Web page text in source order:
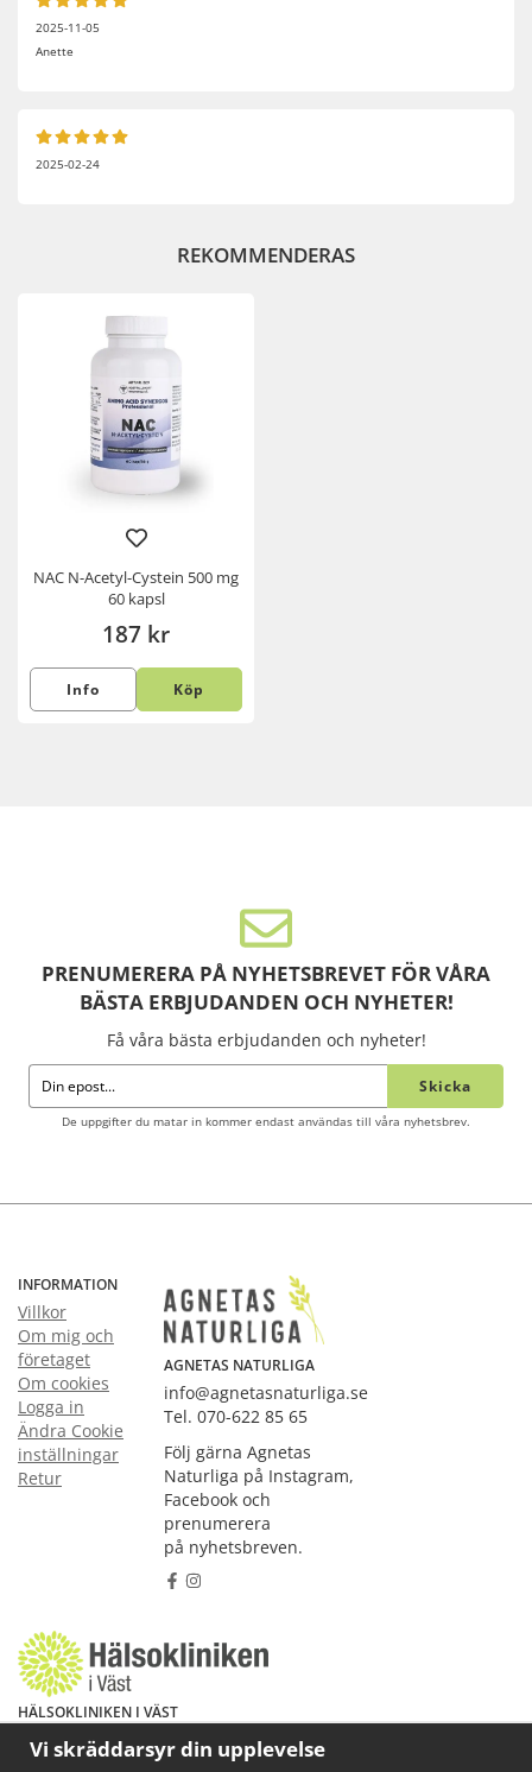
2025-11-05
Anette
2025-02-24
REKOMMENDERAS
NAC N-Acetyl-Cystein 500 mg
60 kapsl
187 kr
Info Köp
PRENUMERERA PÅ NYHETSBREVET FÖR VÅRA
BÄSTA ERBJUDANDEN OCH NYHETER!
Få våra bästa erbjudanden och nyheter!
Skicka
De uppgifter du matar in kommer endast användas till våra nyhetsbrev.
INFORMATION
Villkor
Om mig och
företaget
Om cookies
Logga in
Ändra Cookie
inställningar
Retur
AGNETAS NATURLIGA
info@agnetasnaturliga.se
Tel. 070-622 85 65
Följ gärna Agnetas
Naturliga på Instagram,
Facebook och
prenumerera
på nyhetsbreven.
HÄLSOKLINIKEN I VÄST
Har du hälsoproblem? Fråga mig!
Vi skräddarsyr din upplevelse